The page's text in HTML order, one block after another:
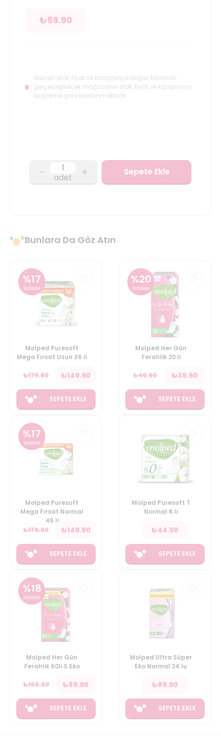
₺59.90
Ürünün stok, fiyat ve kampanya bilgisi, teslimatı
gerçekleştirecek mağazanın stok, fiyat ve kampanya
bilgilerine göre belirlenmektedir.
- adet + Sepete Ekle
Bunlara Da Göz Atın
%17
İNDİRİM
Molped Puresoft
Mega Fırsat Uzun 36 li
₺179.90 ₺149.90
SEPETE EKLE
%20
İNDİRİM
Molped Her Gün
Ferahlik 20 li
₺49.90 ₺39.90
SEPETE EKLE
%17
İNDİRİM
Molped Puresoft
Mega Fırsat Normal
46 li
₺179.90 ₺149.90
SEPETE EKLE
Molped Puresoft T
Normal 8 li
₺44.90
SEPETE EKLE
%18
İNDİRİM
Molped Her Gün
Ferahlik 60li S Eko
₺109.90 ₺89.90
SEPETE EKLE
Molped Ultra Süper
Eko Normal 24 lu
₺89.90
SEPETE EKLE